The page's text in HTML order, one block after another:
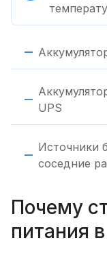
UPS
Источники
соседние
Почему
питания